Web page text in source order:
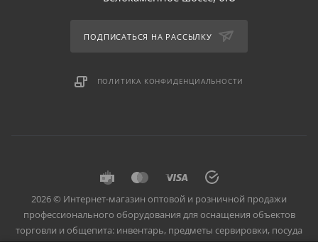
ПОДПИСАТЬСЯ НА РАССЫЛКУ
ПОЛИТИКА КОНФИДЕНЦИАЛЬНОСТИ
2026 © Интернет-магазин оптовой и розничной продажи
профессионального оборудования для оснащения объектов
торговли и общепита: инвентарь, предметы сервировки, посуда